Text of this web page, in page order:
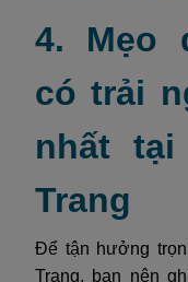
4. Mẹo
có trải
nhất
Trang
Để tận hưởng
Trang, bạn nên